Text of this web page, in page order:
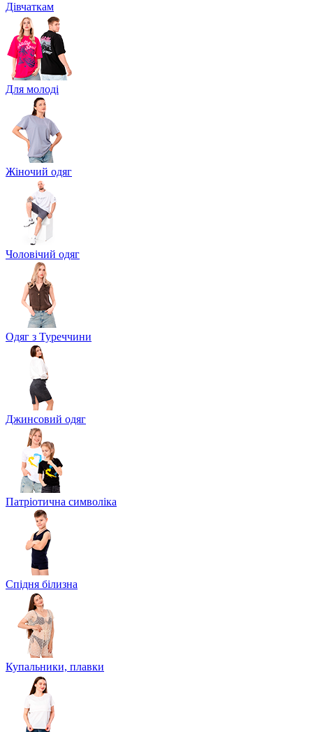
Дівчаткам
Для молоді
Жіночий одяг
Чоловічий одяг
Одяг з Туреччини
Джинсовий одяг
Патріотична символіка
Спідня білизна
Купальники, плавки